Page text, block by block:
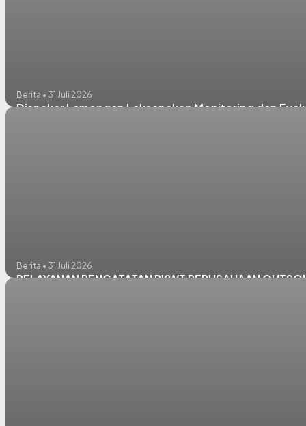
Berita • 31 Juli 2026
Disnaker Lamongan Laksanakan Monitoring dan
Berita • 31 Juli 2026
PELAYANAN PENCATATAN PKWT PERUSAHAAN